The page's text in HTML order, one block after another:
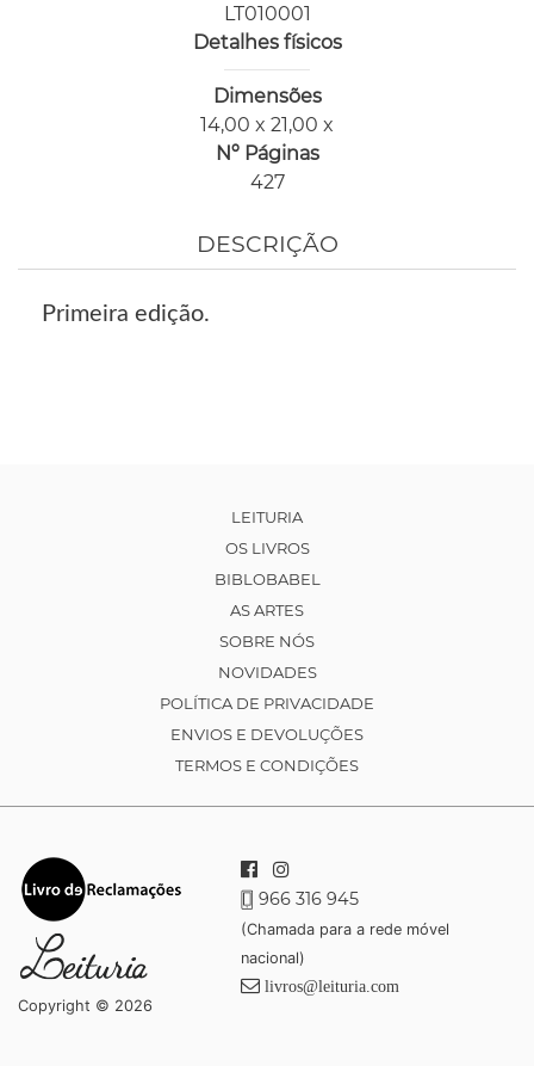
LT010001
Detalhes físicos
Dimensões
14,00 x 21,00 x
Nº Páginas
427
DESCRIÇÃO
Primeira edição.
LEITURIA
OS LIVROS
BIBLOBABEL
AS ARTES
SOBRE NÓS
NOVIDADES
POLÍTICA DE PRIVACIDADE
ENVIOS E DEVOLUÇÕES
TERMOS E CONDIÇÕES
Copyright © 2026
966 316 945
(Chamada para a rede móvel
nacional)
livros@leituria.com